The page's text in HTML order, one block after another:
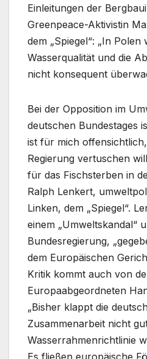
Einleitungen der
Greenpeace-Aktivistin
dem „Spiegel“: „In Polen
Wasserqualität und die
nicht konsequent
Bei der Opposition im
deutschen Bundestages
ist für mich
Regierung vertuschen
für das Fischsterben in
Ralph Lenkert,
Linken, dem „Spiegel“.
einem „Umweltskandal“
Bundesregierung,
dem Europäischen
Kritik kommt auch von
Europaabgeordneten
„Bisher klappt die
Zusammenarbeit nicht
Wasserrahmenrichtlinie